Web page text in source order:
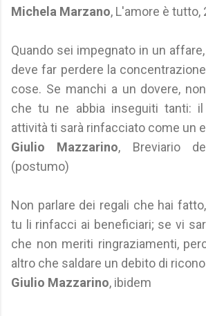
Michela Marzano, L'amore è tutto,
Quando sei impegnato in un
deve far perdere la
cose. Se manchi a un dovere,
che tu ne abbia inseguiti tanti:
attività ti sarà rinfacciato come un
Giulio Mazzarino, Breviario
(postumo)
Non parlare dei regali che hai
tu li rinfacci ai beneficiari; se vi
che non meriti ringraziamenti,
altro che saldare un debito di
Giulio Mazzarino, ibidem